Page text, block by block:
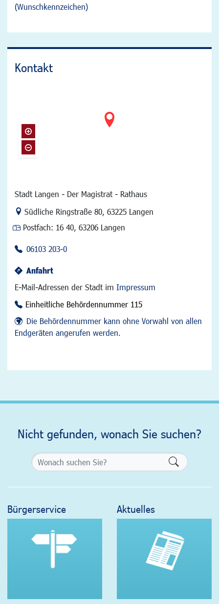
(Wunschkennzeichen)
Kontakt
Stadt Langen - Der Magistrat - Rathaus
Link zur Google-Maps Navigation
Südliche Ringstraße 80, 63225 Langen
Postfach: 16 40, 63206 Langen
06103 203-0
Anfahrt
E-Mail-Adressen der Stadt im Impressum
Einheitliche Behördennummer 115
Die Behördennummer kann ohne Vorwahl von allen
Endgeräten angerufen werden.
Nicht gefunden, wonach Sie suchen?
Bürgerservice Aktuelles